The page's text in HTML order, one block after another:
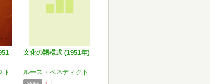
ト
文化の諸様式 (1951年)
ルース・ベネディクト